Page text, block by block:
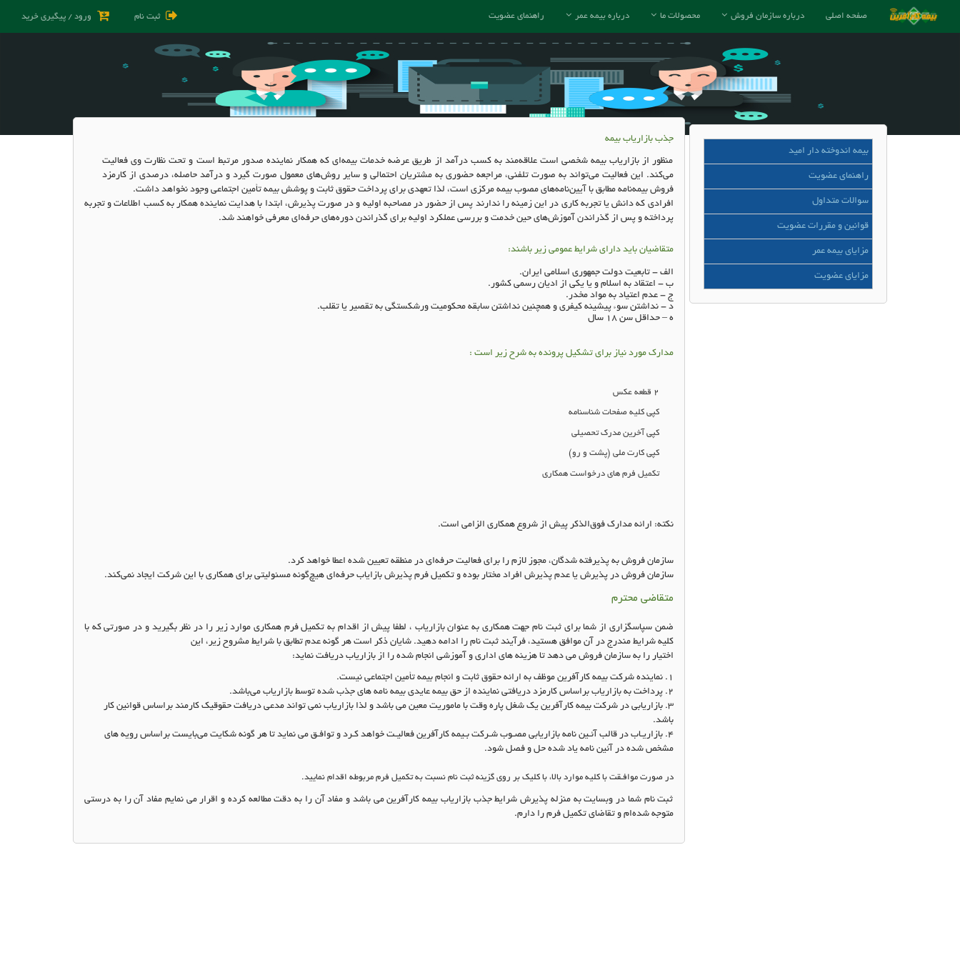
صفحه اصلی درباره سازمان فروش محصولات ما درباره بیمه عمر راهنمای عضویت ورود / پیگیری خرید ثبت نام
جذب بازاریاب بیمه
منظور از بازاریاب بیمه شخصی است علاقه‌مند به کسب درآمد از طریق عرضه خدمات بیمه‌ای که همکار نماینده صدور مرتبط است و تحت نظارت وی فعالیت
می‌کند. این فعالیت می‌تواند به صورت تلفنی، مراجعه حضوری به مشتریان احتمالی و سایر روش‌های معمول صورت گیرد و درآمد حاصله، درصدی از کارمزد
فروش بیمه‌نامه مطابق با آیین‌نامه‌های مصوب بیمه مرکزی است، لذا تعهدی برای پرداخت حقوق ثابت و پوشش بیمه تأمین اجتماعی وجود نخواهد داشت.
افرادی که دانش یا تجربه کاری در این زمینه را ندارند پس از حضور در مصاحبه اوليه و در صورت پذيرش، ابتدا با هدایت نماینده همکار به کسب اطلاعات و تجربه
پرداخته و پس از گذراندن آموزش‌های حین خدمت و بررسی عملکرد اولیه برای گذراندن دوره‌های حرفه‌ای معرفی خواهند شد.
متقاضيان باید دارای شرايط عمومي زير باشند:
الف-تابعيت دولت جمهوری اسلامی ايران.
ب- اعتقاد به اسلام و يا يكی از اديان رسمی كشور.
ج-عدم اعتياد به مواد مخدر.
د-نداشتن سوء پيشينه كيفری و همچنين نداشتن سابقه محكوميت ورشكستگی به تقصير يا تقلب.
ه– حداقل سن18 سال
مدارک مورد نیاز برای تشکیل پرونده به شرح زیر است :
2 قطعه عکس
کپی کلیه صفحات شناسنامه
کپی آخرین مدرک تحصیلی
کپی کارت ملی (پشت و رو )
تکمیل فرم های درخواست همکاری
نكته: ارائه مدارک فوق‌الذکر پیش از شروع همکاری الزامی است.
سازمان فروشبه پذيرفته شدگان، مجوز لازم را برای فعاليت حرفه‌ای در منطقه تعیین شده اعطا خواهد كرد.
سازمان فروشدر پذیرش یا عدم پذیرش افراد مختار بوده و تکمیل فرم پذيرش بازاياب حرفه‌ای هیچ‌گونه مسئولیتی برای همكاري با این شرکت ایجاد نمی‌کند.
متقاضی محترم
ضمن سپاسگزاری از شما برای ثبت نام جهت همکاری به عنوان بازاریاب ، لطفا پیش از اقدام به تکمیل فرم همکاری موارد زیر را در نظر بگیرید و در صورتی که با
کلیه شرایط مندرج در آن موافق هستید، فر آیند ثبت نام را ادامه دهید.شایان ذکر است هر گونه عدم تطابق با شرایط مشروح زیر، این
اختیار را به سازمان فروش می دهد تا هزینه های اداری و آموزشی انجام شده را از بازاریاب دریافت نماید:
1. نماینده شرکت بیمه کارآفرین موظف به ارائه حقوق ثابت و انجام بیمه تأمین اجتماعی نیست.
2.
پرداخت به بازاریاب براساس کارمزد دریافتی نماینده از حق بیمه عایدی بیمه نامه های جذب شده توسط بازاریاب می‌باشد.
3. بازاریابی در شرکت بیمه کارآفرین یک شغل پاره وقت با ماموریت معین می باشد و لذا بازاریاب نمی تواند مدعی دریافت حقوقیک کارمند براساس قوانین کار
باشد.
4.
بازاریـاب در قالب آئـین نامه بازاریابی مصـوب شـرکت بـیمه کارآفرین فعالیـت خواهد کـرد و توافـق می نماید تا هر گونه شکایت می‌بایست براساس رویه های
مشخص شده در آئین نامه یاد شده حل و فصل شود.
در صورت موافـقت با کلیه موارد بالا، با کلیک بر روی گزینه ثبت نام نسبت به تکمیل فرم مربوطه اقدام نمایید.
ثبت نام شما در وبسایت به منزله پذیرش شرایط جذب بازاریاب بیمه کارآفرین می باشد و مفاد آن را به دقت مطالعه کرده و اقرار می نمایم مفاد آن را به درستي
متوجه شده‌ام و تقاضای تکمیل فرم را دارم.
بیمه اندوخته دار امید
راهنمای عضویت
سوالات متداول
قوانین و مقررات عضویت
مزایای بیمه عمر
مزایای عضویت